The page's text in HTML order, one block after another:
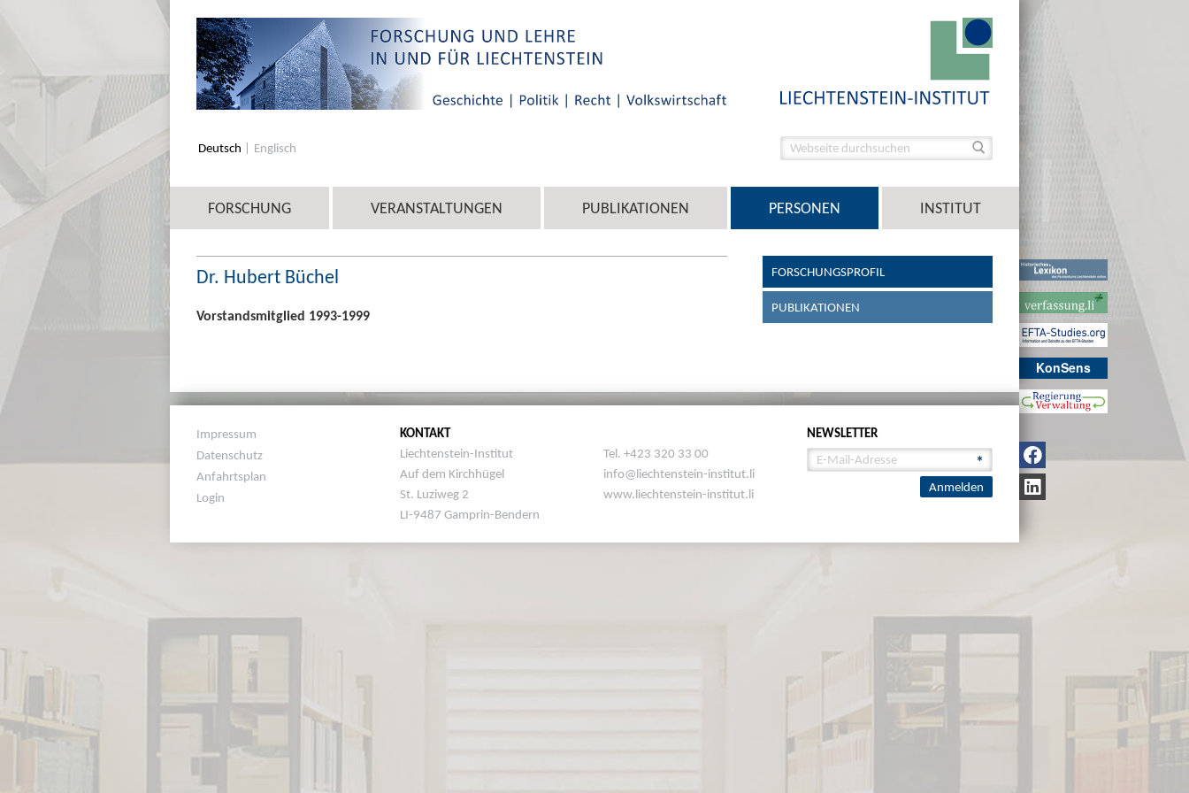
KonSens
Deutsch Englisch
FORSCHUNG VERANSTALTUNGEN PUBLIKATIONEN PERSONEN INSTITUT
Dr. Hubert Büchel
Vorstandsmitglied 1993-1999
FORSCHUNGSPROFIL
PUBLIKATIONEN
Impressum
Datenschutz
Anfahrtsplan
Login
KONTAKT
Liechtenstein-Institut
Auf dem Kirchhügel
St. Luziweg 2
LI-9487 Gamprin-Bendern
Tel. +423 320 33 00
info@liechtenstein-institut.li
www.liechtenstein-institut.li
NEWSLETTER